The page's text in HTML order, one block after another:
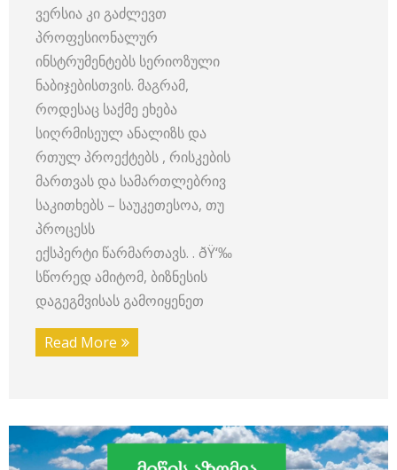
ვერსია კი გაძლევთ
პროფესიონალურ
ინსტრუმენტებს სერიოზული
ნაბიჯებისთვის. მაგრამ,
როდესაც საქმე ეხება
სიღრმისეულ ანალიზს და
რთულ პროექტებს , რისკების
მართვას და სამართლებრივ
საკითხებს – საუკეთესოა, თუ
პროცესს
ექსპერტი წარმართავს. . ðŸ‘‰
სწორედ ამიტომ, ბიზნესის
დაგეგმვისას გამოიყენეთ
Read More